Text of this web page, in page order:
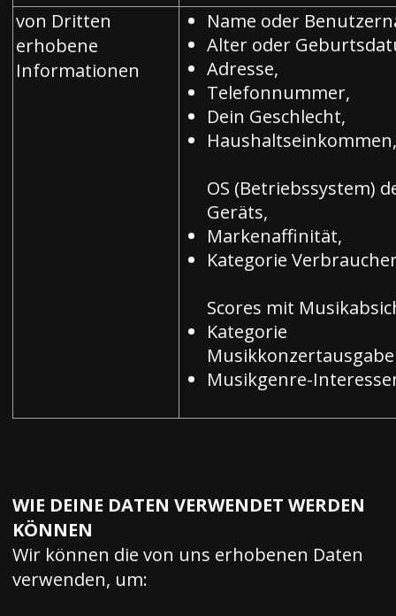
von Dritten
erhobene
Informationen
Name oder
Alter oder
Adresse,
Telefonnummer,
Dein Geschlecht,
Haushaltseinkommen,
OS (Betriebssystem)
Geräts,
Markenaffinität,
Kategorie
Scores mit
Kategorie
Musikgenre-
WIE DEINE DATEN VERWENDET WERDEN
KÖNNEN
Wir können die von uns erhobenen Daten
verwenden, um: